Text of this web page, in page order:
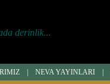
derinlik...
NEVA YAYINLARI